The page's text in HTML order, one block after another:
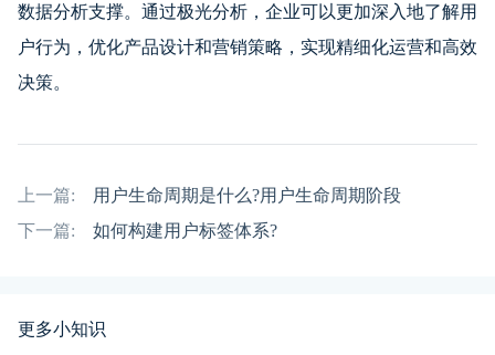
数据分析支撑。通过极光分析，企业可以更加深入地了解用
户行为，优化产品设计和营销策略，实现精细化运营和高效
决策。
上一篇:
用户生命周期是什么?用户生命周期阶段
下一篇:
如何构建用户标签体系?
更多小知识